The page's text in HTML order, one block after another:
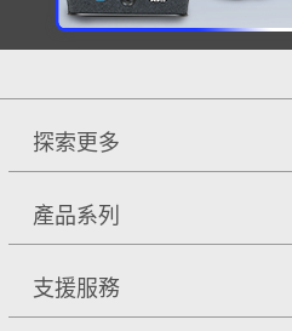
探索更多
產品系列
支援服務